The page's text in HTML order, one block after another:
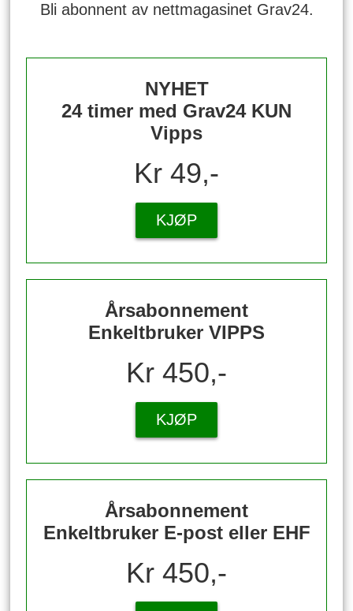
Bli abonnent av nettmagasinet Grav24.
NYHET
24 timer med Grav24 KUN
Vipps
Kr 49,-
KJØP
Årsabonnement
Enkeltbruker VIPPS
Kr 450,-
KJØP
Årsabonnement
Enkeltbruker E-post eller EHF
Kr 450,-